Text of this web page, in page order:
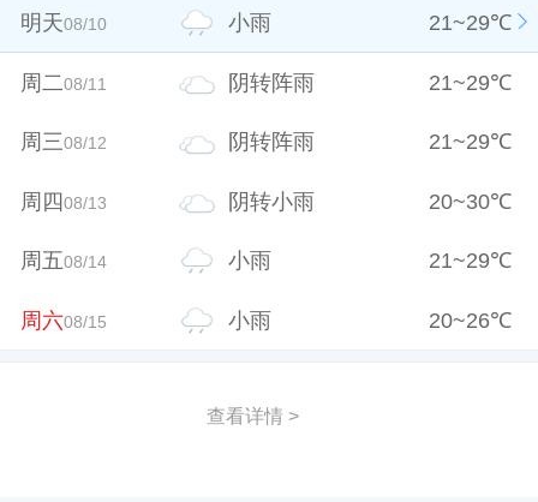
明天08/10 小雨 21~29℃
周二08/11 阴转阵雨 21~29℃
周三08/12 阴转阵雨 21~29℃
周四08/13 阴转小雨 20~30℃
周五08/14 小雨 21~29℃
周六08/15 小雨 20~26℃
查看详情 >